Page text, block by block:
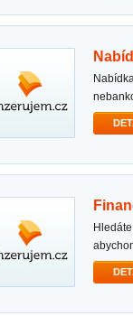
nabídka super urgentní půjčky s námi můžete zapomenout na své finanční problémy. naše
hledáte spolehlivou finanční podporu pro růst nebo udržení vašeho podnikání? jsme tu,